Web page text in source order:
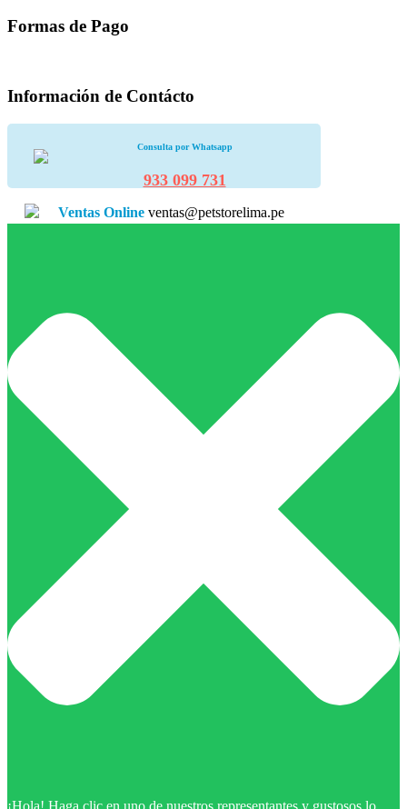
Formas de Pago
Información de Contácto
Consulta por Whatsapp
933 099 731
Ventas Online ventas@petstorelima.pe